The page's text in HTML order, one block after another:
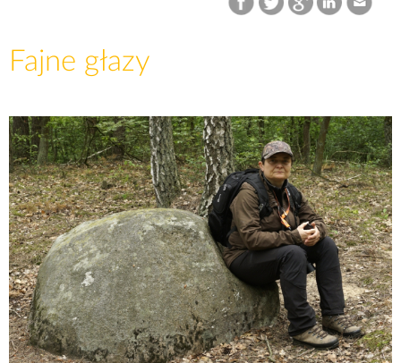
Fajne głazy